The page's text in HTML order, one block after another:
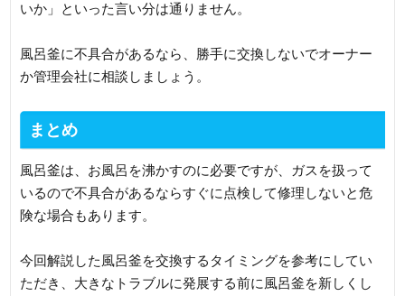
いか」といった言い分は通りません。
風呂釜に不具合があるなら、勝手に交換しないでオーナー
か管理会社に相談しましょう。
まとめ
風呂釜は、お風呂を沸かすのに必要ですが、ガスを扱って
いるので不具合があるならすぐに点検して修理しないと危
険な場合もあります。
今回解説した風呂釜を交換するタイミングを参考にしてい
ただき、大きなトラブルに発展する前に風呂釜を新しくし